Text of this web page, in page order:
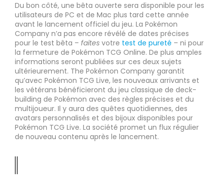
Du bon côté, une bêta ouverte sera disponible pour les
utilisateurs de PC et de Mac plus tard cette année
avant le lancement officiel du jeu. La Pokémon
Company n’a pas encore révélé de dates précises
pour le test bêta – faites votre test de pureté – ni pour
la fermeture de Pokémon TCG Online. De plus amples
informations seront publiées sur ces deux sujets
ultérieurement. The Pokémon Company garantit
qu’avec Pokémon TCG Live, les nouveaux arrivants et
les vétérans bénéficieront du jeu classique de deck-
building de Pokémon avec des règles précises et du
multijoueur. Il y aura des quêtes quotidiennes, des
avatars personnalisés et des bijoux disponibles pour
Pokémon TCG Live. La société promet un flux régulier
de nouveau contenu après le lancement.